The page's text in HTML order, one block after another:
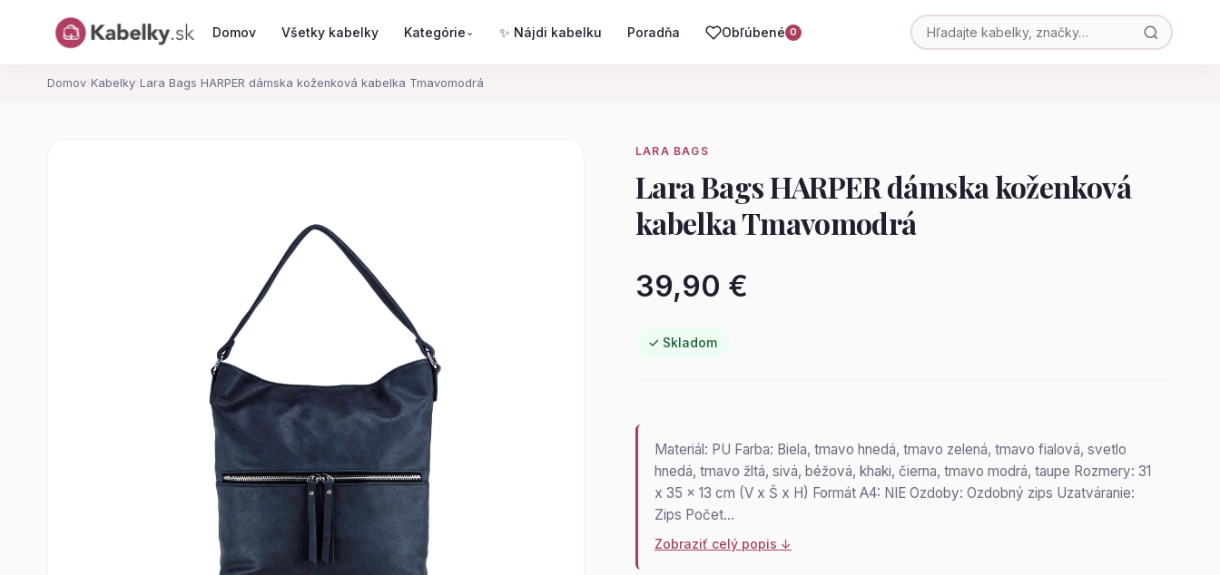
Domov Všetky kabelky Kategórie ⌄ ✨ Nájdi kabelku Poradňa Obľúbené 0
Domov› Kabelky› Lara Bags HARPER dámska koženková kabelka Tmavomodrá
LARA BAGS
Lara Bags HARPER dámska koženková
kabelka Tmavomodrá
39,90 €
✓ Skladom
Materiál: PU Farba: Biela, tmavo hnedá, tmavo zelená, tmavo fialová, svetlo
hnedá, tmavo žltá, sivá, béžová, khaki, čierna, tmavo modrá, taupe Rozmery: 31
x 35 x 13 cm (V x Š x H) Formát A4: NIE Ozdoby: Ozdobný zips Uzatváranie:
Zips Počet…
Zobraziť celý popis ↓